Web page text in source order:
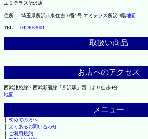
エミテラス所沢店
住所 ： 埼玉県所沢市東住吉10番1号 エミテラス所沢 3階地図
TEL ： 0429033001
取扱い商品
お店へのアクセス
西武池袋線・西武新宿線「所沢駅」西口より徒歩4分
地図
メニュー
├初めての方へ
├ よくあるお問い合わせ
├ご利用規約